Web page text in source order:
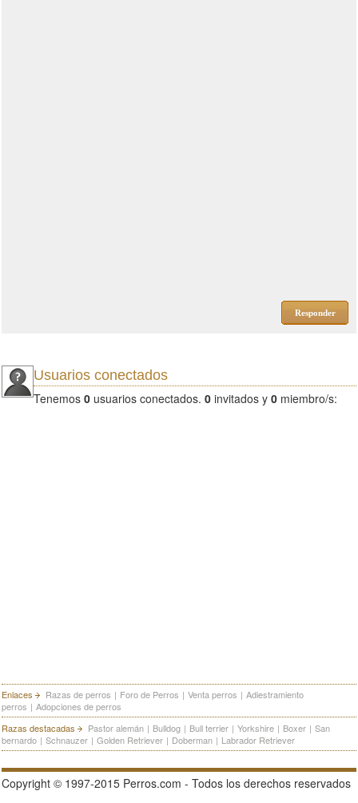
Responder
Usuarios conectados
Tenemos 0 usuarios conectados. 0 invitados y 0 miembro/s:
Enlaces Razas de perros | Foro de Perros | Venta perros | Adiestramiento
perros | Adopciones de perros
Razas destacadas
Pastor alemán | Bulldog | Bull terrier | Yorkshire | Boxer | San
bernardo | Schnauzer | Golden Retriever | Doberman | Labrador Retriever
Copyright © 1997-2015 Perros.com - Todos los derechos reservados